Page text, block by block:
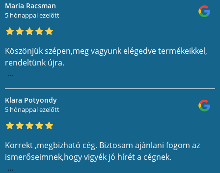
Maria Racsman
5 hónappal ezelőtt
Köszönjük szépen,meg vagyunk elégedve termékeikkel,
rendeltünk újra.
...
Klara Potyondy
5 hónappal ezelőtt
Korrekt ,megbizható cég. Biztosam ajánlani fogom az
ismerőseimnek,hogy vigyék jó hírét a cégnek.
...